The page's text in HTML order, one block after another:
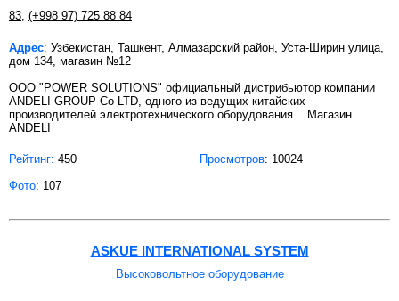
83 (+998 97) 725 88 84
Адрес: Узбекистан, Ташкент, Алмазарский район, Уста-Ширин улица,
дом 134, магазин №12
OOO "POWER SOLUTIONS" официальный дистрибьютор компании
ANDELI GROUP Co LTD, одного из ведущих китайских
производителей электротехнического оборудования. Магазин
ANDELI
Рейтинг: 450 Просмотров: 10024
Фото: 107
ASKUE INTERNATIONAL SYSTEM
Высоковольтное оборудование